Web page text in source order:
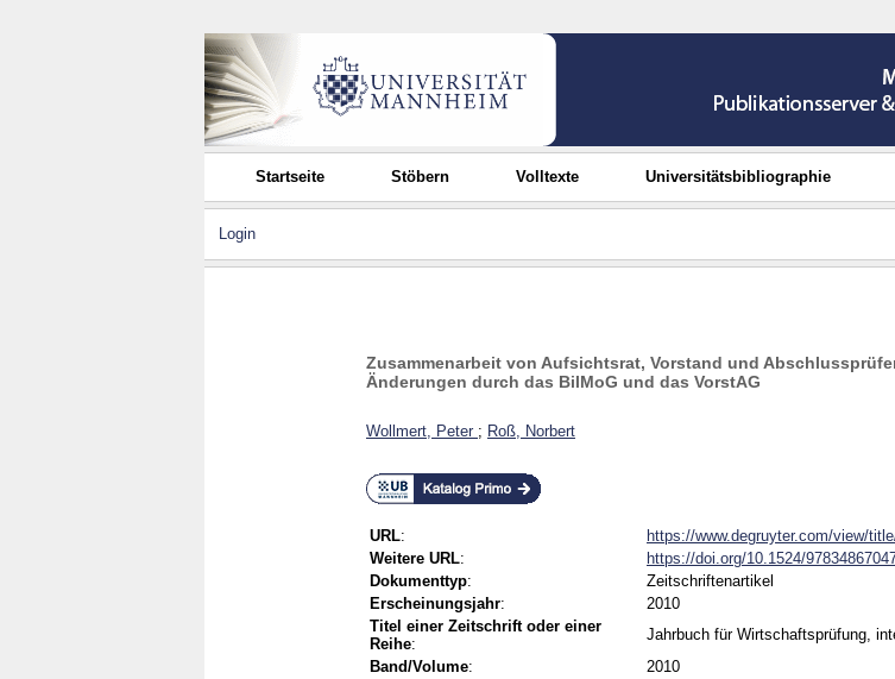
Startseite Stöbern Volltexte Universitätsbibliographie
Login
Zusammenarbeit von Aufsichtsrat, Vorstand und
Änderungen durch das BilMoG und das VorstAG
Wollmert, Peter ; Roß, Norbert
URL:
https://www.degruyter.com/view/
Weitere URL:
https://doi.org/10.1524/
Dokumenttyp:
Zeitschriftenartikel
Erscheinungsjahr:
2010
Titel einer Zeitschrift oder einer
Reihe:
Jahrbuch für Wirtschaftsprüfung,
Band/Volume:
2010